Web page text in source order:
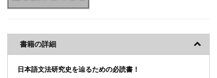
書籍の詳細
日本語文法研究史を辿るための必読書！